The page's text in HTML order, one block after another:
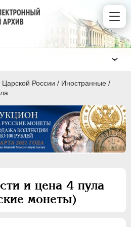
Царской России / Иностранные /
и цена 4 пула
монеты)
1730-1740
1740-1741